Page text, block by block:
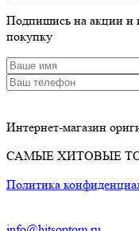
Подпишись на акции и
покупку
Интернет-магазин
САМЫЕ ХИТОВЫЕ
Политика